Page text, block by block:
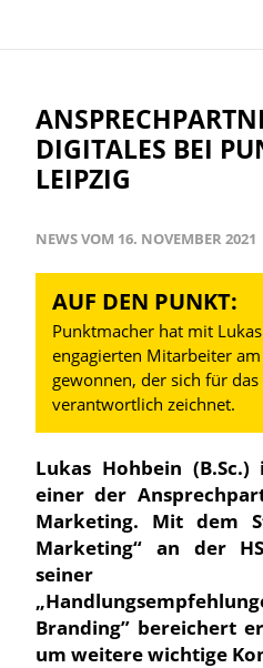
DIGITALES BEI
LEIPZIG
NEWS VOM 16. NOVEMBER 2021
AUF DEN PUNKT:
Punktmacher hat mit
engagierten Mitarbeiter
gewonnen, der sich für
verantwortlich zeichnet.
Lukas Hohbein
einer der
Marketing. Mit dem
Marketing“ an der
seiner
Branding” bereichert
um weitere wichtige